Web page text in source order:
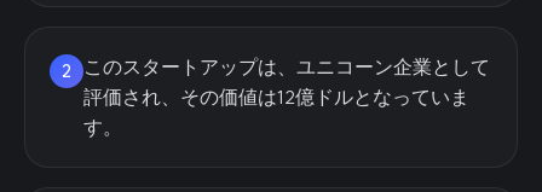
2
このスタートアップは、ユニコーン企業として
評価され、その価値は12億ドルとなっていま
す。